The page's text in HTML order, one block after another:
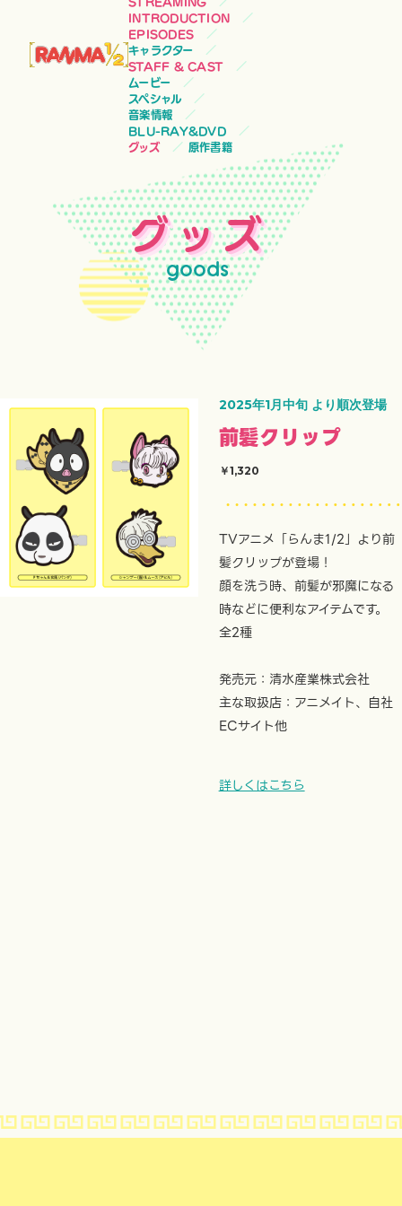
INTRODUCTION
EPISODES
キャラクター
STAFF & CAST
ムービー
スペシャル
音楽情報
BLU-RAY&DVD
グッズ
原作書籍
グッズ
goods
2025年1月中旬 より順次登場
前髪クリップ
￥1,320
TVアニメ「らんま1/2」より前
髪クリップが登場！
顔を洗う時、前髪が邪魔になる
時などに便利なアイテムです。
全2種
発売元：清水産業株式会社
主な取扱店：アニメイト、自社
ECサイト他
詳しくはこちら